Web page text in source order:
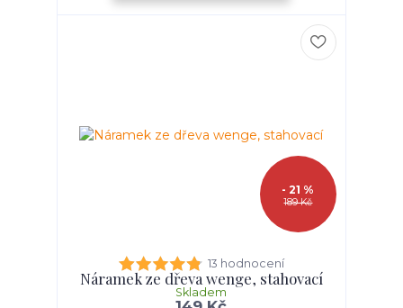
189 Kč
- 21 %
13 hodnocení
Náramek ze dřeva wenge, stahovací
Skladem